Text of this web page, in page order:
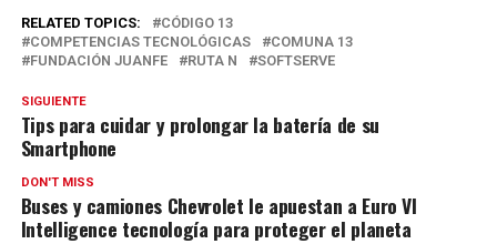
RELATED TOPICS:
CÓDIGO 13
COMPETENCIAS TECNOLÓGICAS
COMUNA 13
FUNDACIÓN JUANFE
RUTA N SOFTSERVE
SIGUIENTE
Tips para cuidar y prolongar la batería de su
Smartphone
DON'T MISS
Buses y camiones Chevrolet le apuestan a Euro VI
Intelligence tecnología para proteger el planeta